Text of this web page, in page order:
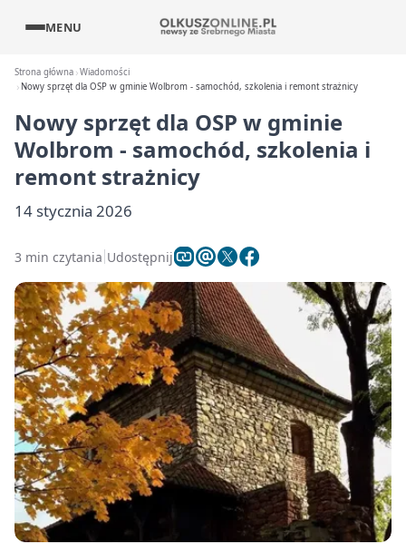
MENU
Strona główna Wiadomości
Nowy sprzęt dla OSP w gminie Wolbrom - samochód, szkolenia i remont strażnicy
Nowy sprzęt dla OSP w gminie
Wolbrom - samochód, szkolenia i
remont strażnicy
14 stycznia 2026
3 min czytania Udostępnij